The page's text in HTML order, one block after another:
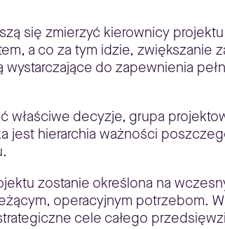
się zmierzyć kierownicy
a co za tym idzie, zwiększanie
do zapewnienia
decyzje, grupa
jest hierarchia ważności
zostanie określona na
operacyjnym potrzebom.
cele całego